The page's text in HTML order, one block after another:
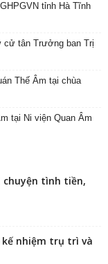
tỉnh Hà Tĩnh
cử tân Trưởng ban Trị
Thế Âm tại chùa
tại Ni viện Quan Âm
chuyện tình tiền,
nhiệm trụ trì và